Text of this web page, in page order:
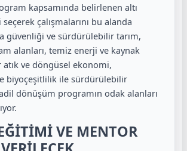
kapsamında belirlenen altı
çalışmalarını bu alanda
güvenliği ve sürdürülebilir tarım,
alanları, temiz enerji ve kaynak
atık ve döngüsel ekonomi,
biyoçeşitlilik ile sürdürülebilir
dönüşüm programın odak alanları
VE MENTOR